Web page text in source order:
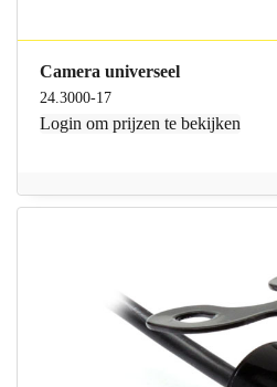
Camera universeel
24.3000-17
Login om prijzen te bekijken